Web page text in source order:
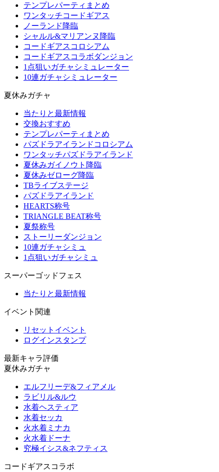
テンプレパーティまとめ
ワンタッチコードギアス
ノーランド降臨
シャルル&マリアンヌ降臨
コードギアスコロシアム
コードギアスコラボダンジョン
1点狙いガチャシミュレーター
10連ガチャシミュレーター
夏休みガチャ
当たりと最新情報
交換おすすめ
テンプレパーティまとめ
パズドラアイランドコロシアム
ワンタッチパズドラアイランド
夏休みガイノウト降臨
夏休みゼローグ降臨
TBライブステージ
パズドラアイランド
HEARTS称号
TRIANGLE BEAT称号
夏祭称号
ストーリーダンジョン
10連ガチャシミュ
1点狙いガチャシミュ
スーパーゴッドフェス
当たりと最新情報
イベント関連
リセットイベント
ログインスタンプ
最新キャラ評価
夏休みガチャ
エルフリーデ&フィアメル
ラビリル&ルウ
水着ヘスティア
水着セッカ
火水着ミナカ
火水着ドーナ
究極イシス&ネフティス
コードギアスコラボ